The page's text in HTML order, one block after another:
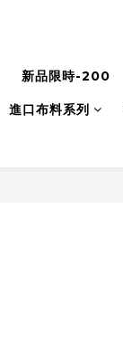
新品限時-200
進口布料系列